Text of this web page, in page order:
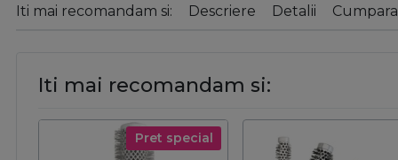
Iti mai recomandam si: Descriere Detalii
Iti mai recomandam si:
Pret special